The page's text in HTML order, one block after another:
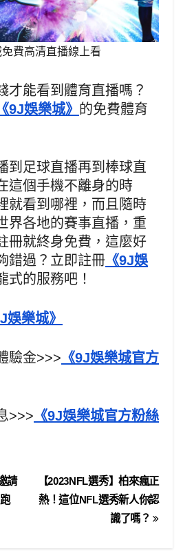
費高清直播線上看
才能看到體育直播嗎？
《9J娛樂城》 的免費體育
到足球直播再到棒球直
這個手機不離身的時
就看到哪裡，而且隨時
界各地的賽事直播，重
冊就終身免費，這麼好
錯過？立即註冊 《9J娛
式的服務吧！
娛樂城》
驗金>>> 《9J娛樂城官方
>>> 《9J娛樂城官方粉絲
【2023NFL選秀】柏來瘋正
熱！這位NFL選秀新人你認
識了嗎？
請